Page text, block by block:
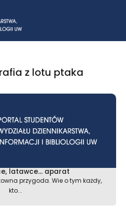
z lotu ptaka
latawce… aparat
przygoda. Wie o tym każdy,
kto...